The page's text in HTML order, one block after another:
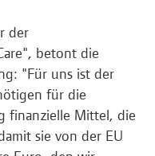
der
betont die
"Für uns ist der
für die
finanzielle Mittel, die
sie von der EU